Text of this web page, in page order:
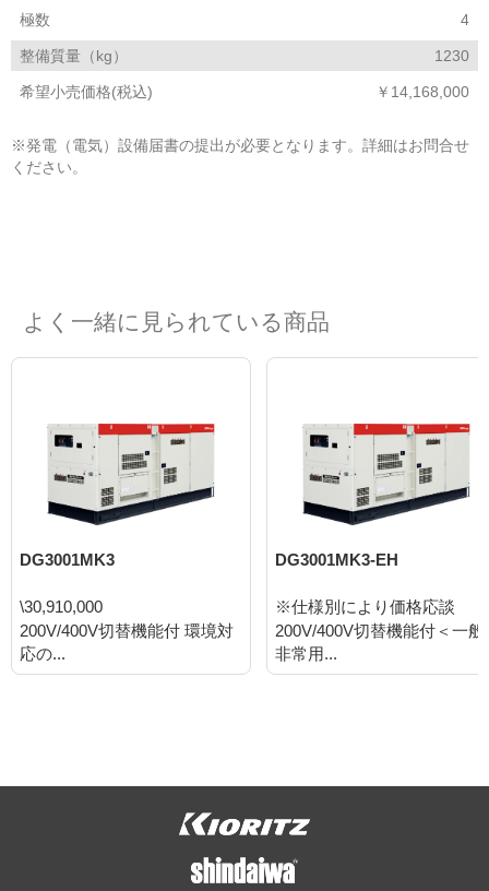
極数 4
整備質量（kg） 1230
希望小売価格(税込) ￥14,168,000
※発電（電気）設備届書の提出が必要となります。詳細はお問合せ
ください。
よく一緒に見られている商品
DG3001MK3
\30,910,000
200V/400V切替機能付 環境対
応の...
DG3001MK3-EH
※仕様別により価格応談
200V/400V切替機能付＜一般
非常用...